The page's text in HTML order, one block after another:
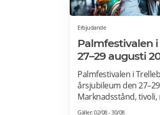
Erbjudande
Palmfestivalen
27–29 augusti
Palmfestivalen i
årsjubileum den
Marknadsstånd,
uppträdanden.
Gäller: 02/08 - 30/08